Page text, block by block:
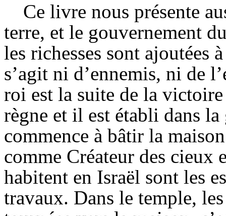
Ce livre nous présente
terre, et le gouvernement
les richesses sont ajoutées
s’agit ni d’ennemis, ni de
roi est la suite de la
règne et il est établi dans
commence à bâtir la
comme Créateur des cieux
habitent en Israël sont les
travaux. Dans le temple,